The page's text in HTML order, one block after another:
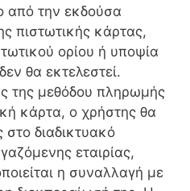
από την εκδούσα
πιστωτικής κάρτας,
ορίου ή υποψία
θα εκτελεστεί.
της μεθόδου πληρωμής
κάρτα, ο χρήστης θα
στο διαδικτυακό
εταιρίας,
η συναλλαγή με